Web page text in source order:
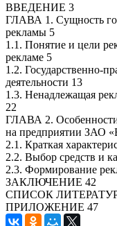
ВВЕДЕНИЕ 3
ГЛАВА 1. Сущность
рекламы 5
1.1. Понятие и цели
рекламе 5
1.2. Государственно-
деятельности 13
1.3. Ненадлежащая
22
ГЛАВА 2.
на предприятии ЗАО
2.1. Краткая
2.2. Выбор средств и
2.3. Формирование
ЗАКЛЮЧЕНИЕ 42
СПИСОК
ПРИЛОЖЕНИЕ 47